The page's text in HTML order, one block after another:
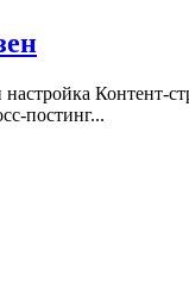
Контент-
постинг...